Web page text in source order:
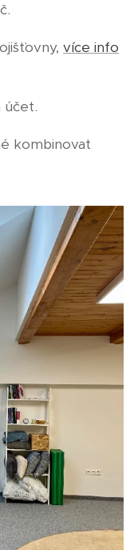
více info
účet.
kombinovat